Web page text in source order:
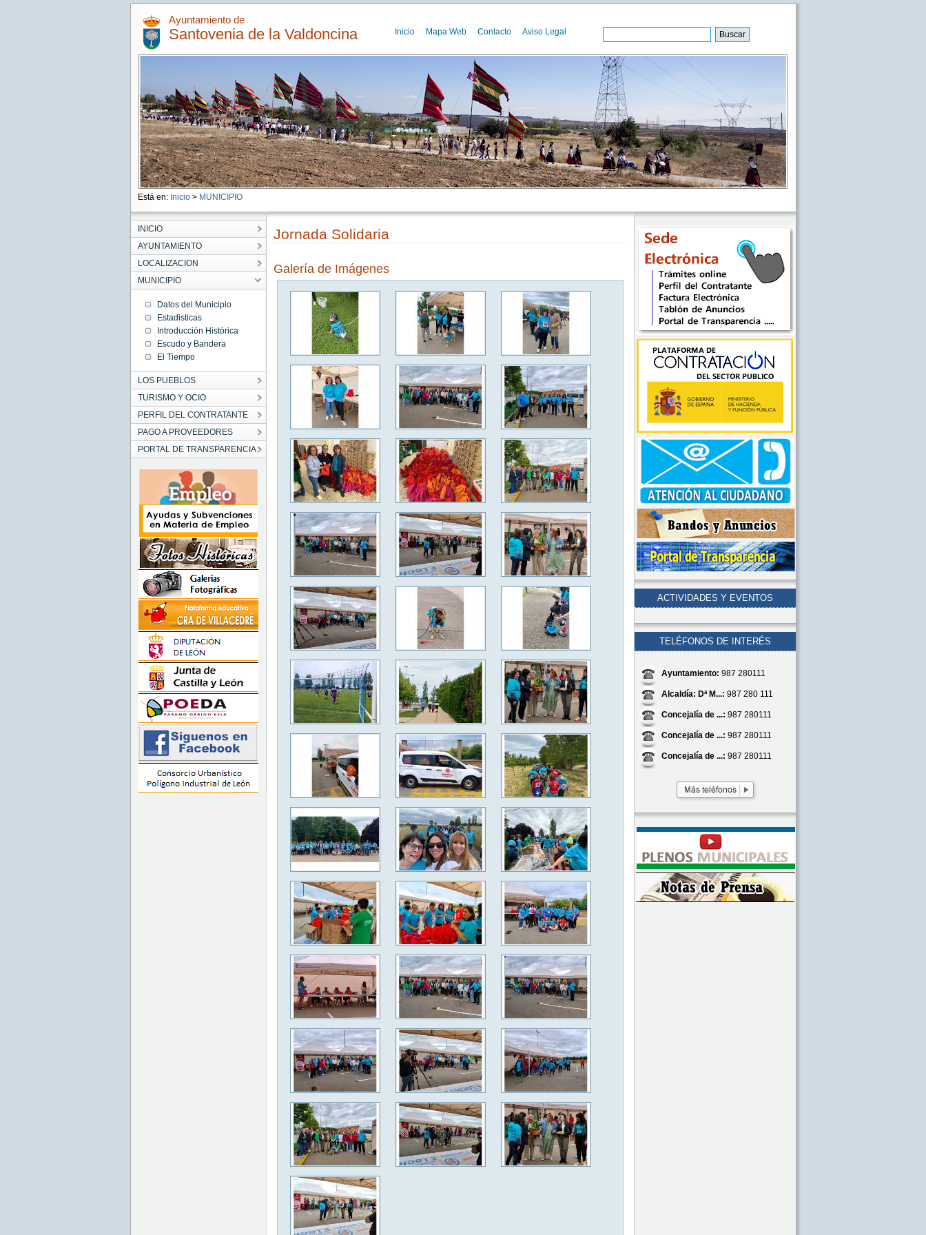
Ayuntamiento de
Santovenia de la Valdoncina Inicio Mapa Web Contacto Aviso Legal
Está en: Inicio > MUNICIPIO
INICIO
AYUNTAMIENTO
LOCALIZACION
MUNICIPIO
Datos del Municipio
Estadisticas
Introducción Histórica
Escudo y Bandera
El Tiempo
LOS PUEBLOS
TURISMO Y OCIO
PERFIL DEL CONTRATANTE
PAGO A PROVEEDORES
PORTAL DE TRANSPARENCIA
Jornada Solidaria
Galería de Imágenes
ACTIVIDADES Y EVENTOS
TELÉFONOS DE INTERÉS
Ayuntamiento: 987 280111
Alcaldía: Dª M...: 987 280 111
Concejalía de ...: 987 280111
Concejalía de ...: 987 280111
Concejalía de ...: 987 280111